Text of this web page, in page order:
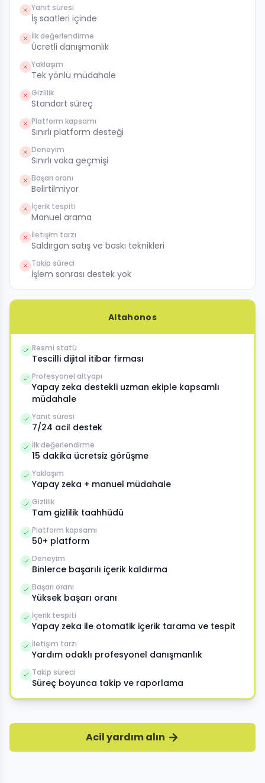
Yanıt süresi
İş saatleri içinde
İlk değerlendirme
Ücretli danışmanlık
Yaklaşım
Tek yönlü müdahale
Gizlilik
Standart süreç
Platform kapsamı
Sınırlı platform desteği
Deneyim
Sınırlı vaka geçmişi
Başarı oranı
Belirtilmiyor
İçerik tespiti
Manuel arama
İletişim tarzı
Saldırgan satış ve baskı teknikleri
Takip süreci
İşlem sonrası destek yok
Altahonos
Resmi statü
Tescilli dijital itibar firması
Profesyonel altyapı
Yapay zeka destekli uzman ekiple kapsamlı
müdahale
Yanıt süresi
7/24 acil destek
İlk değerlendirme
15 dakika ücretsiz görüşme
Yaklaşım
Yapay zeka + manuel müdahale
Gizlilik
Tam gizlilik taahhüdü
Platform kapsamı
50+ platform
Deneyim
Binlerce başarılı içerik kaldırma
Başarı oranı
Yüksek başarı oranı
İçerik tespiti
Yapay zeka ile otomatik içerik tarama ve tespit
İletişim tarzı
Yardım odaklı profesyonel danışmanlık
Takip süreci
Süreç boyunca takip ve raporlama
Acil yardım alın